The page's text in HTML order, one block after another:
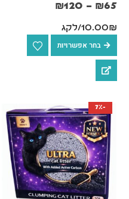
מהירה עם ניחוח לוונדר מרגיע
לנטרול ריחות יעיל במיוחד.
₪65
–
₪120
10.00₪/לקג
בחר אפשרויות
-7%